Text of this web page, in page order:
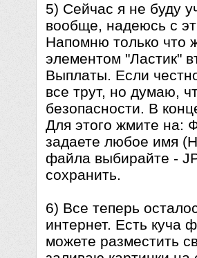
5) Сейчас я не буду
вообще, надеюсь с
Напомню только что
элементом "Ластик"
Выплаты. Если
все трут, но думаю,
безопасности. В
Для этого жмите на:
задаете любое имя
файла выбирайте -
сохранить.
6) Все теперь
интернет. Есть куча
можете разместить